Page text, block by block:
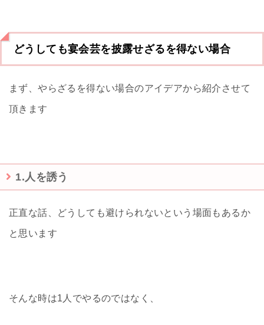
どうしても宴会芸を披露せざるを得ない場合
まず、やらざるを得ない場合のアイデアから紹介させて
頂きます
1.人を誘う
正直な話、どうしても避けられないという場面もあるか
と思います
そんな時は1人でやるのではなく、